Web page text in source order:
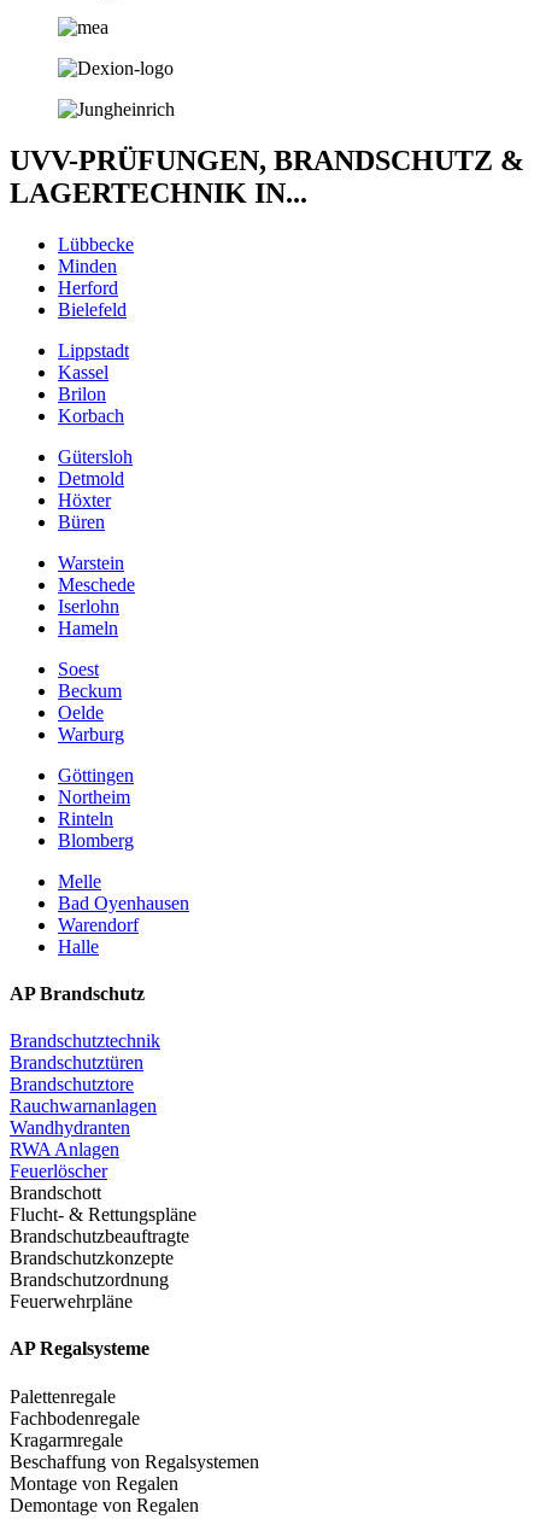
UVV-PRÜFUNGEN, BRANDSCHUTZ &
LAGERTECHNIK IN...
Lübbecke
Minden
Herford
Bielefeld
Lippstadt
Kassel
Brilon
Korbach
Gütersloh
Detmold
Höxter
Büren
Warstein
Meschede
Iserlohn
Hameln
Soest
Beckum
Oelde
Warburg
Göttingen
Northeim
Rinteln
Blomberg
Melle
Bad Oyenhausen
Warendorf
Halle
AP Brandschutz
Brandschutztechnik
Brandschutztüren
Brandschutztore
Rauchwarnanlagen
Wandhydranten
RWA Anlagen
Feuerlöscher
Brandschott
Flucht- & Rettungspläne
Brandschutzbeauftragte
Brandschutzkonzepte
Brandschutzordnung
Feuerwehrpläne
AP Regalsysteme
Palettenregale
Fachbodenregale
Kragarmregale
Beschaffung von Regalsystemen
Montage von Regalen
Demontage von Regalen